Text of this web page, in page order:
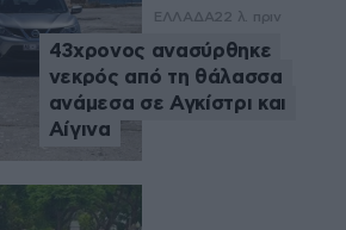
ΕΛΛΑΔΑ22 λ. πριν
43χρονος ανασύρθηκε
νεκρός από τη θάλασσα
ανάμεσα σε Αγκίστρι και
Αίγινα